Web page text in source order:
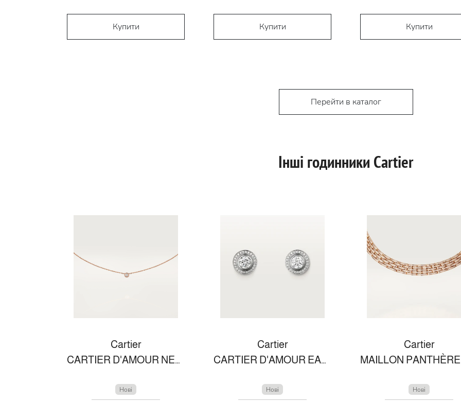
Купити Купити Купити
Перейти в каталог
Інші годинники Cartier
Cartier
CARTIER D'AMOUR NECKLACE XS
Нові
Cartier
CARTIER D'AMOUR EARRINGS
Нові
Cartier
Нові